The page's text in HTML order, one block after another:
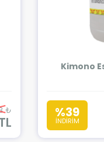
₺
Kimono
%39
İNDİRİM